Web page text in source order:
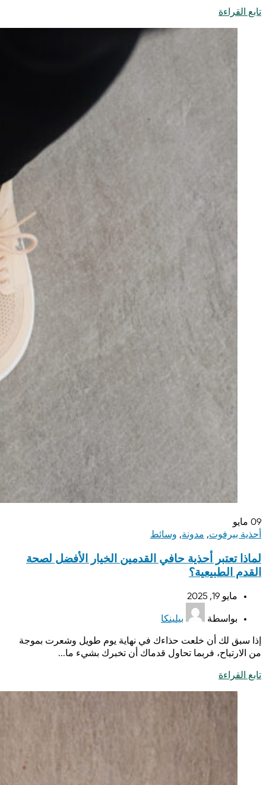
تابع القراءة
09 مايو
أحذية بيرفوت, مدونة, وسائط
لماذا تعتبر أحذية حافي القدمين الخيار الأفضل لصحة
القدم الطبيعية؟
مايو 19, 2025
بواسطة بيلينكا
إذا سبق لك أن خلعت حذاءك في نهاية يوم طويل وشعرت بموجة
من الارتياح، فربما تحاول قدماك أن تخبرك بشيء ما...
تابع القراءة